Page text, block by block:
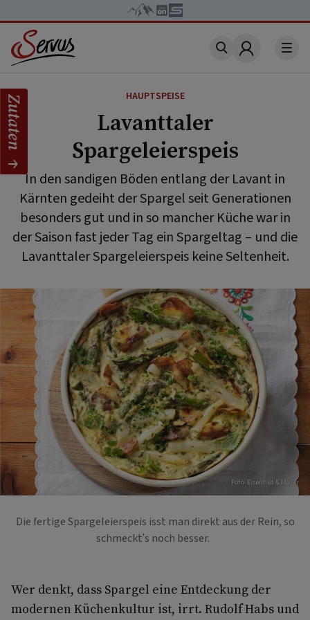
Account
HAUPTSPEISE
Lavanttaler
Spargeleierspeis
In den sandigen Böden entlang der Lavant in
Kärnten gedeiht der Spargel seit Generationen
besonders gut und in so mancher Küche war in
der Saison fast jeder Tag ein Spargeltag – und die
Lavanttaler Spargeleierspeis keine Seltenheit.
Foto: Eisenhut & Mayer
Die fertige Spargeleierspeis isst man direkt aus der Rein, so
schmeckt's noch besser.
Wer denkt, dass Spargel eine Entdeckung der
modernen Küchenkultur ist, irrt. Rudolf Habs und
Zutaten